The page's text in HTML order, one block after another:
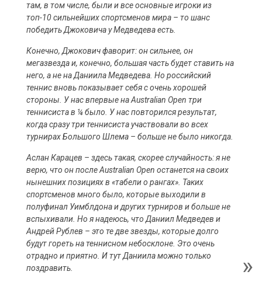
там, в том числе, были и все основные игроки из
топ-10 сильнейших спортсменов мира – то шанс
победить Джоковича у Медведева есть.
Конечно, Джокович фаворит: он сильнее, он
мегазвезда и, конечно, большая часть будет ставить на
него, а не на Даниила Медведева. Но российский
теннис вновь показывает себя с очень хорошей
стороны. У нас впервые на Australian Open три
теннисиста в ¼ было. У нас повторился результат,
когда сразу три теннисиста участвовали во всех
турнирах Большого Шлема – больше не было никогда.
Аслан Карацев – здесь такая, скорее случайность: я не
верю, что он после Australian Open останется на своих
нынешних позициях в «табели о рангах». Таких
спортсменов много было, которые выходили в
полуфинал Уимблдона и других турниров и больше не
вспыхивали. Но я надеюсь, что Даниил Медведев и
Андрей Рублев – это те две звезды, которые долго
будут гореть на теннисном небосклоне. Это очень
отрадно и приятно. И тут Даниила можно только
поздравить.